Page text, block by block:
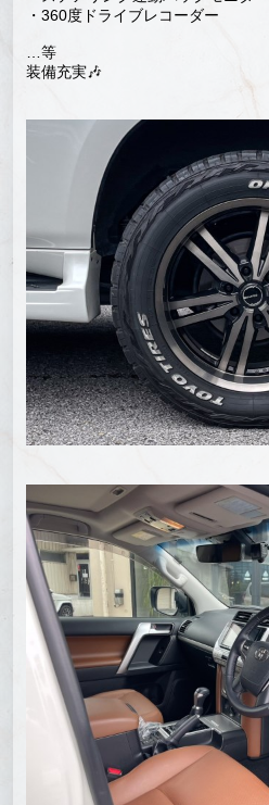
・360度ドライブレコーダー
…等
装備充実🎶